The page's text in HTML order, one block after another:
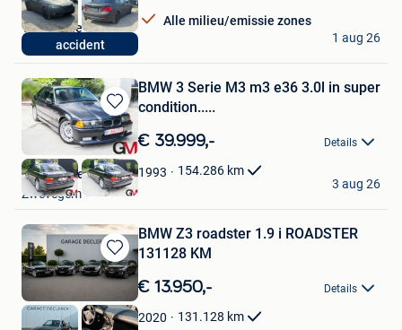
accident
Alle milieu/emissie zones
YK Garage
Hombeek
1 aug 26
Bewaren
in
Mijn
Favorieten
BMW 3 Serie M3 m3 e36 3.0l in super
condition.....
€ 39.999,- Details
1993 154.286 km
Garage Messiaen
Zwevegem
3 aug 26
Bewaren
in
Favorieten
BMW Z3 roadster 1.9 i ROADSTER
131128 KM
€ 13.950,- Details
2020 131.128 km